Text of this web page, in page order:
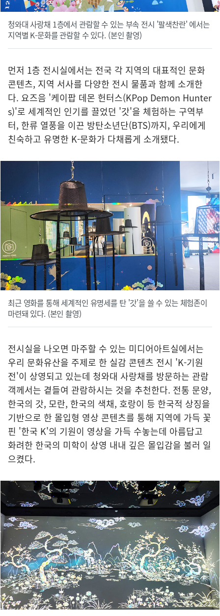
청와대 사랑채 1층에서 관람할 수 있는 부속 전시 '팔색찬란' 에서는
지역별 K-문화를 관람할 수 있다. (본인 촬영)
먼저 1층 전시실에서는 전국 각 지역의 대표적인 문화
콘텐츠, 지역 서사를 다양한 전시 물품과 함께 소개한
다. 요즈음 '케이팝 데몬 헌터스(KPop Demon Hunter
s)'로 세계적인 인기를 끌었던 '갓'을 체험하는 구역부
터, 한류 열풍을 이끈 방탄소년단(BTS)까지, 우리에게
친숙하고 유명한 K-문화가 다채롭게 소개됐다.
최근 영화를 통해 세계적인 유명세를 탄 '갓'을 쓸 수 있는 체험존이
마련돼 있다. (본인 촬영)
전시실을 나오면 마주할 수 있는 미디어아트실에서는
우리 문화유산을 주제로 한 실감 콘텐츠 전시 'K-기원
전'이 상영되고 있는데 청와대 사랑채를 방문하는 관람
객께서는 곁들여 관람하시는 것을 추천한다. 전통 문양,
한국의 갓, 모란, 한국의 색채, 호랑이 등 한국적 상징을
기반으로 한 몰입형 영상 콘텐츠를 통해 지역에 가득 꽃
핀 '한국 K'의 기원이 영상을 가득 수놓는데 아름답고
화려한 한국의 미학이 상영 내내 깊은 몰입감을 불러 일
으켰다.